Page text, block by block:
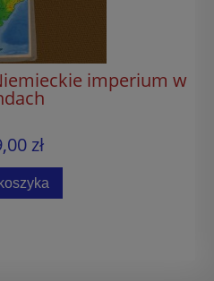
imperium w
zł